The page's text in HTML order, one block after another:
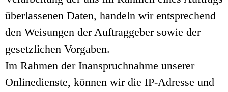
überlassenen Daten, handeln wir entsprechend
den Weisungen der Auftraggeber sowie der
gesetzlichen Vorgaben.
Im Rahmen der Inanspruchnahme unserer
Onlinedienste, können wir die IP-Adresse und